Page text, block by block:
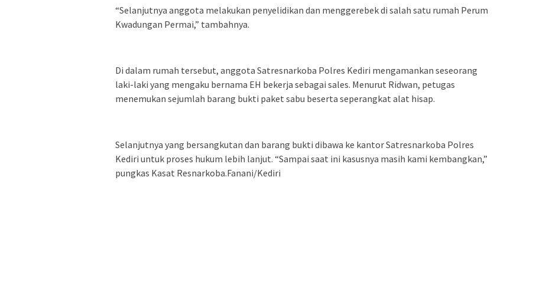
“Selanjutnya anggota melakukan penyelidikan dan menggerebek di salah satu rumah Perum
Kwadungan Permai,” tambahnya.
Di dalam rumah tersebut, anggota Satresnarkoba Polres Kediri mengamankan seseorang
laki-laki yang mengaku bernama EH bekerja sebagai sales. Menurut Ridwan, petugas
menemukan sejumlah barang bukti paket sabu beserta seperangkat alat hisap.
Selanjutnya yang bersangkutan dan barang bukti dibawa ke kantor Satresnarkoba Polres
Kediri untuk proses hukum lebih lanjut. “Sampai saat ini kasusnya masih kami kembangkan,”
pungkas Kasat Resnarkoba.Fanani/Kediri